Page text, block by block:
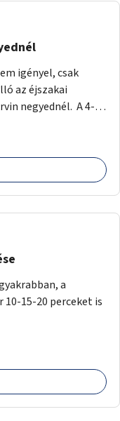
téri beruházások
igény.
igényel, csak
az éjszakai
negyednél. A 4-es
metrómegállónál is
jár, és a 200E
lakóknak
10-15
a
15-20 perceket is